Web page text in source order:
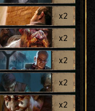
x2
x2
x2
x2
x2